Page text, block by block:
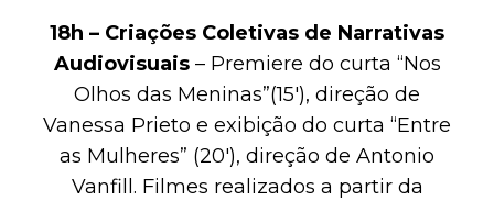
18h – Criações Coletivas de Narrativas
Audiovisuais– Premiere do curta “Nos
Olhos das Meninas”(15′), direção de
Vanessa Prieto e exibição do curta “Entre
as Mulheres” (20′), direção de Antonio
Vanfill. Filmes realizados a partir da